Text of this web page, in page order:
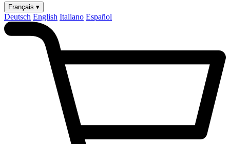
Français ▾
Deutsch English Italiano Español